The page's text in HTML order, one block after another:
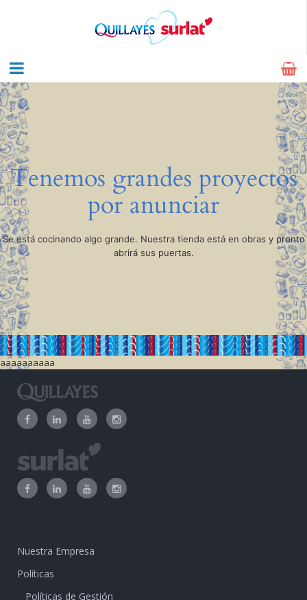
Tenemos grandes proyectos
por anunciar
Se está cocinando algo grande. Nuestra tienda está en obras y pronto
abrirá sus puertas.
aaaaaaaaaa
Nuestra Empresa
Políticas
Políticas de Gestión